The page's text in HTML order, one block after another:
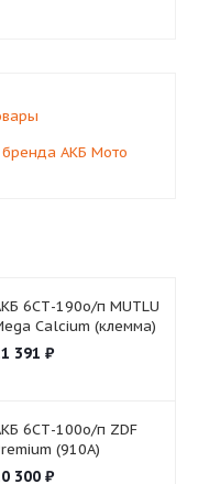
АКБ Мото
6СТ-190о/п MUTLU
Calcium (клемма)
391 ₽
6СТ-100о/п ZDF
(910A)
300₽